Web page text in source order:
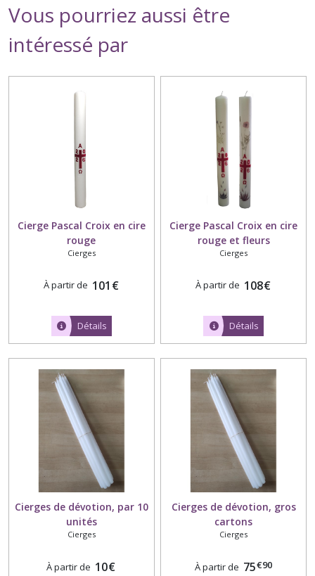
Vous pourriez aussi être
intéressé par
Cierge Pascal Croix en cire
rouge
Cierges
À partir de 101 €
Détails
Cierge Pascal Croix en cire
rouge et fleurs
Cierges
À partir de 108€
Détails
Cierges de dévotion, par 10
unités
Cierges
À partir de 10€
Cierges de dévotion, gros
cartons
Cierges
À partir de 75€90